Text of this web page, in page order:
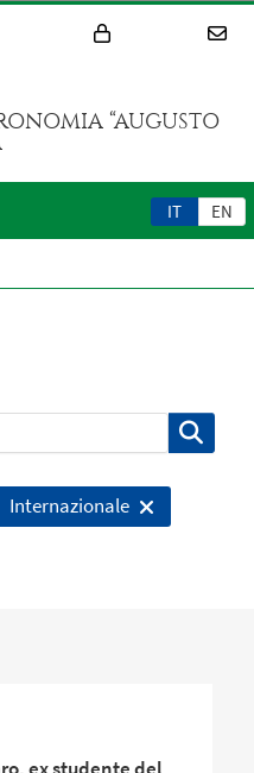
“AUGUSTO
IT EN
Internazionale